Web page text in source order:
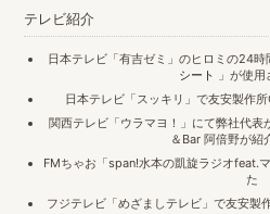
テレビ紹介
日本テレビ「有吉ゼミ」のヒロミの24時
シート
」が使
日本テレビ「スッキリ」で友安製作
関西テレビ「ウラマヨ！」にて弊社代
＆Bar 阿倍野が紹
FMちゃお「span!水本の凱旋ラジオfeat.
た
フジテレビ「めざましテレビ」で友安製